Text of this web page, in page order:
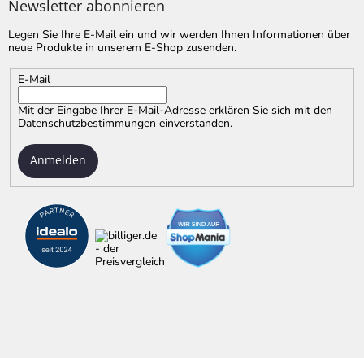
Newsletter abonnieren
Legen Sie Ihre E-Mail ein und wir werden Ihnen Informationen über
neue Produkte in unserem E-Shop zusenden.
E-Mail
Mit der Eingabe Ihrer E-Mail-Adresse erklären Sie sich mit den
Datenschutzbestimmungen einverstanden.
Anmelden